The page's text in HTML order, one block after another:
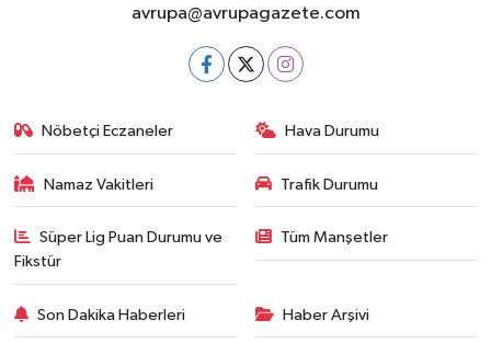
avrupa@avrupagazete.com
Nöbetçi Eczaneler Hava Durumu
Namaz Vakitleri Trafik Durumu
Süper Lig Puan Durumu ve
Fikstür
Tüm Manşetler
Son Dakika Haberleri Haber Arşivi